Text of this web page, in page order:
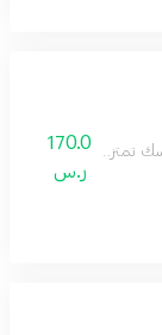
تمتزج معه نوتات
170.0
ر.س